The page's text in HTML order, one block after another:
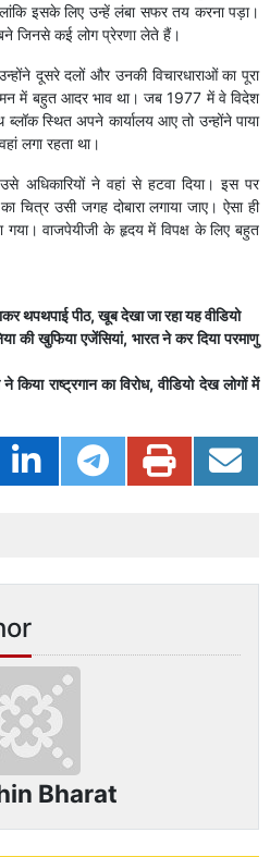
इसके लिए उन्हें लंबा सफर तय करना पड़ा।
जिनसे कई लोग प्रेरणा लेते हैं।
दूसरे दलों और उनकी विचारधाराओं का पूरा
में बहुत आदर भाव ​था। जब 1977 में वे विदेश
स्थित अपने कार्यालय आए तो उन्होंने पाया
लगा रहता था।
अधिकारियों ने वहां से हटवा दिया। इस पर
उसी जगह दोबारा लगाया जाए। ऐसा ही
वाजपेयीजी के हृदय में विपक्ष के लिए बहुत
थपथपाई पीठ, खूब देखा जा रहा यह वीडियो
की खुफिया एजेंसियां, भारत ने कर दिया परमाणु
राष्ट्रगान का विरोध, वीडियो देख लोगों में
Bharat